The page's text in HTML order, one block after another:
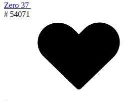
Zero 37
# 54071